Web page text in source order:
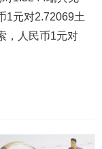
1元对2.72069土
，人民币1元对